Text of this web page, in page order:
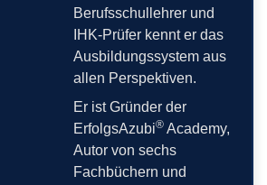
Berufsschullehrer und
IHK-Prüfer kennt er das
Ausbildungssystem aus
allen Perspektiven.
Er ist Gründer der
ErfolgsAzubi®Academy,
Autor von sechs
Fachbüchern und